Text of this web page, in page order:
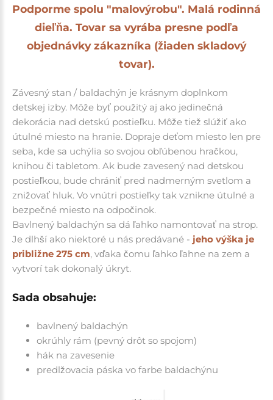
Podporme spolu "malovýrobu". Malá rodinná
dieľňa. Tovar sa vyrába presne podľa
objednávky zákazníka (žiaden skladový
tovar).
Závesný stan / baldachýn je krásnym doplnkom
detskej izby. Môže byť použitý aj ako jedinečná
dekorácia nad detskú postieľku. Môže tiež slúžiť ako
útulné miesto na hranie. Dopraje deťom miesto len pre
seba, kde sa uchýlia so svojou obľúbenou hračkou,
knihou či tabletom. Ak bude zavesený nad detskou
postieľkou, bude chrániť pred nadmerným svetlom a
znižovať hluk. Vo vnútri postieľky tak vznikne útulné a
bezpečné miesto na odpočinok.
Bavlnený baldachýn sa dá ľahko namontovať na strop.
Je dlhší ako niektoré u nás predávané - jeho výška je
približne 275 cm, vďaka čomu ľahko ľahne na zem a
vytvorí tak dokonalý úkryt.
Sada obsahuje:
bavlnený baldachýn
okrúhly rám (pevný drôt so spojom)
hák na zavesenie
predlžovacia páska vo farbe baldachýnu